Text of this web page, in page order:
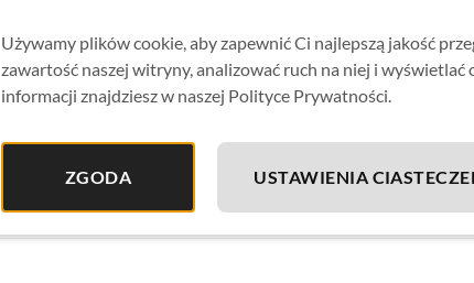
Piżama „Celebrate” występuje w wersji
ofercie.
Tkanina: 100% bawełna
Używamy plików cookie, aby zapewnić Ci najlepszą jakość
zawartość naszej witryny, analizować ruch na niej i wyświetlać
informacji znajdziesz w naszej Polityce Prywatności.
ZGODA USTAWIENIA